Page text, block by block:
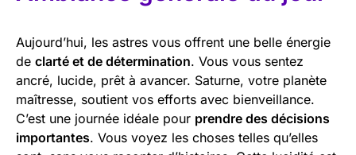
Aujourd’hui, les astres vous offrent une belle énergie
de clarté et de détermination. Vous vous sentez
ancré, lucide, prêt à avancer. Saturne, votre planète
maîtresse, soutient vos efforts avec bienveillance.
C’est une journée idéale pour prendre des décisions
importantes. Vous voyez les choses telles qu’elles